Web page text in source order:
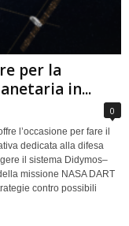
per la
in...
0
l’occasione per fare il
dedicata alla difesa
il sistema Didymos–
missione NASA DART
contro possibili